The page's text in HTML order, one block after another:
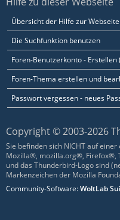
Übersicht der Hilfe zur Webseite
Die Suchfunktion benutzen
Foren-Benutzerkonto -
Foren-Thema erstellen und
Passwort vergessen - neues
Copyright © 2003-2026
Sie befinden sich NICHT auf
Mozilla®, mozilla.org®, Firefox®,
und das Thunderbird-Logo sind
Markenzeichen der Mozilla
Community-Software:WoltLab